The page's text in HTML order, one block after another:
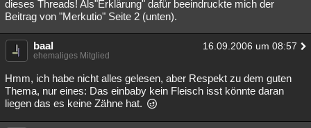
dieses Threads! Als"Erklärung" dafür beeindruckte mich der
Beitrag von "Merkutio" Seite 2 (unten).
baal 16.09.2006 um 08:57
ehemaliges Mitglied
Hmm, ich habe nicht alles gelesen, aber Respekt zu dem guten
Thema, nur eines: Das einbaby kein Fleisch isst könnte daran
liegen das es keine Zähne hat.